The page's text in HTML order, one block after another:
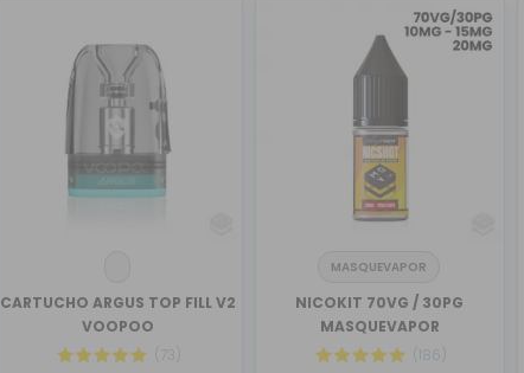
CARTUCHO ARGUS TOP FILL V2
VOOPOO
(73)
MASQUEVAPOR
NICOKIT 70VG / 30PG
MASQUEVAPOR
(186)